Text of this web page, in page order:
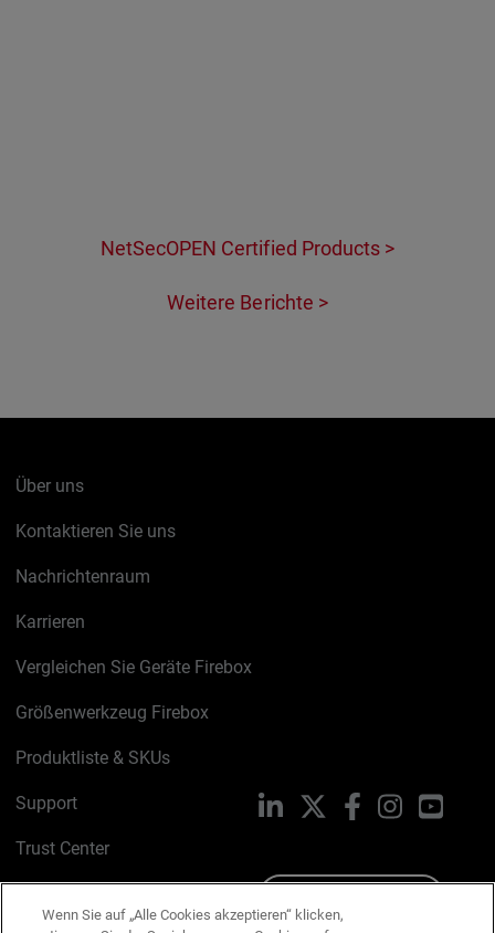
NetSecOPEN Certified Products >
Weitere Berichte >
Über uns
Kontaktieren Sie uns
Nachrichtenraum
Karrieren
Vergleichen Sie Geräte Firebox
Größenwerkzeug Firebox
Produktliste & SKUs
Support
Trust Center
LinkedIn FacebookInstagram
Wenn Sie auf „Alle Cookies akzeptieren“ klicken,